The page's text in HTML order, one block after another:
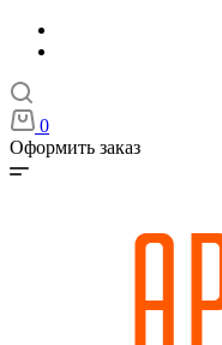
0
Оформить заказ